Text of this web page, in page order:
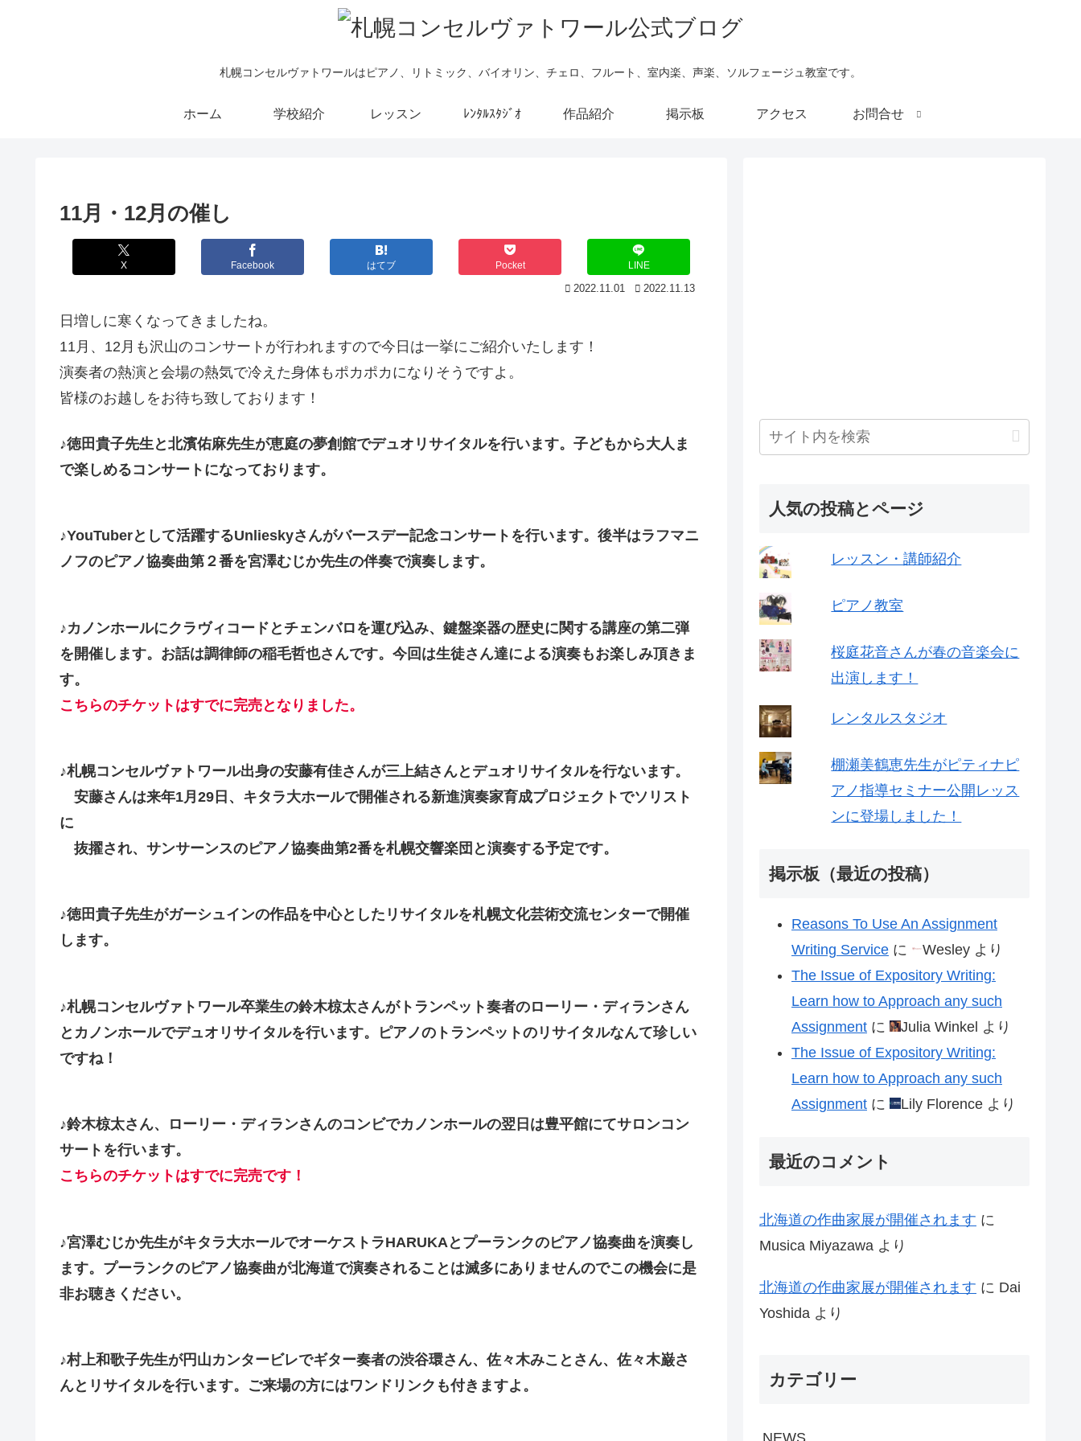
札幌コンセルヴァトワールはピアノ、リトミック、バイオリン、チェロ、フルート、室内楽、声楽、ソルフェージュ教室です。
ホーム 学校紹介 レッスン ﾚﾝﾀﾙｽﾀｼﾞｵ 作品紹介 掲示板 アクセス お問合せ
11月・12月の催し
X Facebook はてブ Pocket LINE
2022.11.01 2022.11.13
日増しに寒くなってきましたね。
11月、12月も沢山のコンサートが行われますので今日は一挙にご紹介いたします！
演奏者の熱演と会場の熱気で冷えた身体もポカポカになりそうですよ。
皆様のお越しをお待ち致しております！
♪徳田貴子先生と北濱佑麻先生が恵庭の夢創館でデュオリサイタルを行います。子どもから大人ま
で楽しめるコンサートになっております。
♪YouTuberとして活躍するUnlieskyさんがバースデー記念コンサートを行います。後半はラフマニ
ノフのピアノ協奏曲第２番を宮澤むじか先生の伴奏で演奏します。
♪カノンホールにクラヴィコードとチェンバロを運び込み、鍵盤楽器の歴史に関する講座の第二弾
を開催します。お話は調律師の稲毛哲也さんです。今回は生徒さん達による演奏もお楽しみ頂きま
す。
こちらのチケットはすでに完売となりました。
♪札幌コンセルヴァトワール出身の安藤有佳さんが三上結さんとデュオリサイタルを行ないます。
安藤さんは来年1月29日、キタラ大ホールで開催される新進演奏家育成プロジェクトでソリスト
に
抜擢され、サンサーンスのピアノ協奏曲第2番を札幌交響楽団と演奏する予定です。
♪徳田貴子先生がガーシュインの作品を中心としたリサイタルを札幌文化芸術交流センターで開催
します。
♪札幌コンセルヴァトワール卒業生の鈴木椋太さんがトランペット奏者のローリー・ディランさん
とカノンホールでデュオリサイタルを行います。ピアノのトランペットのリサイタルなんて珍しい
ですね！
♪鈴木椋太さん、ローリー・ディランさんのコンビでカノンホールの翌日は豊平館にてサロンコン
サートを行います。
こちらのチケットはすでに完売です ！
♪宮澤むじか先生がキタラ大ホールでオーケストラHARUKAとプーランクのピアノ協奏曲を演奏し
ます。プーランクのピアノ協奏曲が北海道で演奏されることは滅多にありませんのでこの機会に是
非お聴きください。
♪村上和歌子先生が円山カンタービレでギター奏者の渋谷環さん、佐々木みことさん、佐々木巌さ
んとリサイタルを行います。ご来場の方にはワンドリンクも付きますよ。
人気の投稿とページ
レッスン・講師紹介
ピアノ教室
桜庭花音さんが春の音楽会に
出演します！
レンタルスタジオ
棚瀬美鶴恵先生がピティナピ
アノ指導セミナー公開レッス
ンに登場しました！
掲示板（最近の投稿）
Reasons To Use An Assignment
Writing Service に Wesley より
The Issue of Expository Writing:
Learn how to Approach any such
Assignment に Julia Winkel より
The Issue of Expository Writing:
Learn how to Approach any such
Assignment に Lily Florence より
最近のコメント
北海道の作曲家展が開催されます に
Musica Miyazawa より
北海道の作曲家展が開催されます に Dai
Yoshida より
カテゴリー
NEWS